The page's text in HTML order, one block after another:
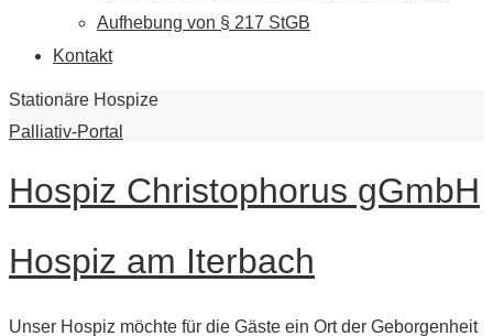
Aufhebung von § 217 StGB
Kontakt
Stationäre Hospize
Palliativ-Portal
Hospiz Christophorus gGmbH
Hospiz am Iterbach
Unser Hospiz möchte für die Gäste ein Ort der Geborgenheit